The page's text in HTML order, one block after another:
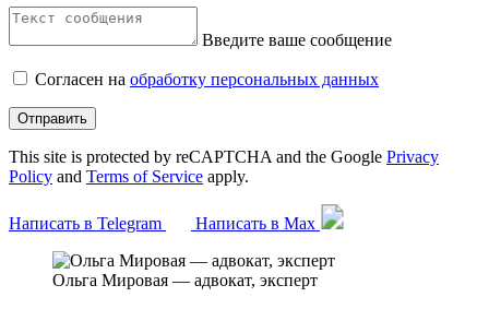
Введите ваше сообщение
Согласен на обработку персональных данных
Отправить
This site is protected by reCAPTCHA and the Google Privacy
Policy and Terms of Service apply.
Написать в Telegram Написать в Max
Ольга Мировая — адвокат, эксперт